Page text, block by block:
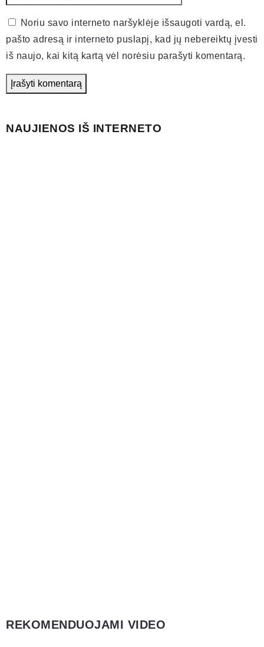
Noriu savo interneto naršyklėje išsaugoti vardą, el.
pašto adresą ir interneto puslapį, kad jų nebereiktų įvesti
iš naujo, kai kitą kartą vėl norėsiu parašyti komentarą.
NAUJIENOS IŠ INTERNETO
REKOMENDUOJAMI VIDEO